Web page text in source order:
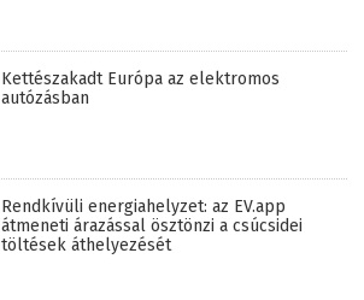
Kettészakadt Európa az elektromos
autózásban
Rendkívüli energiahelyzet: az EV.app
átmeneti árazással ösztönzi a csúcsidei
töltések áthelyezését